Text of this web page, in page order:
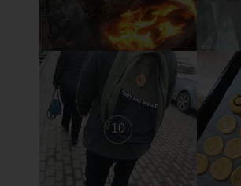
10